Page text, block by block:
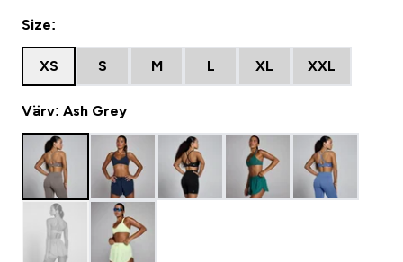
Size:
XS S M L XL XXL
Värv: Ash Grey